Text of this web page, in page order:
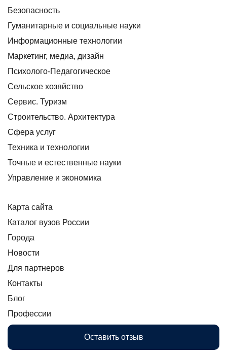
Безопасность
Гуманитарные и социальные науки
Информационные технологии
Маркетинг, медиа, дизайн
Психолого-Педагогическое
Сельское хозяйство
Сервис. Туризм
Строительство. Архитектура
Сфера услуг
Техника и технологии
Точные и естественные науки
Управление и экономика
Карта сайта
Каталог вузов России
Города
Новости
Для партнеров
Контакты
Блог
Профессии
Оставить отзыв